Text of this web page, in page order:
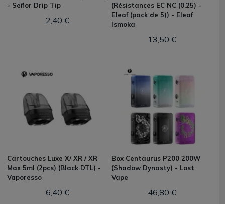
- Señor Drip Tip
2,40 €
(Résistances EC NC (0.25) -
Eleaf (pack de 5)) - Eleaf
Ismoka
13,50 €
Cartouches Luxe X/ XR / XR
Max 5ml (2pcs) (Black DTL) -
Vaporesso
6,40 €
Box Centaurus P200 200W
(Shadow Dynasty) - Lost
Vape
46,80 €